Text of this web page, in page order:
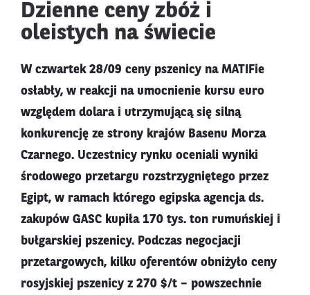
Dzienne ceny zbóż i
oleistych na świecie
W czwartek 28/09 ceny pszenicy na MATIFie
osłabły, w reakcji na umocnienie kursu euro
względem dolara i utrzymującą się silną
konkurencję ze strony krajów Basenu Morza
Czarnego. Uczestnicy rynku oceniali wyniki
środowego przetargu rozstrzygniętego przez
Egipt, w ramach którego egipska agencja ds.
zakupów GASC kupiła 170 tys. ton rumuńskiej i
bułgarskiej pszenicy. Podczas negocjacji
przetargowych, kilku oferentów obniżyło ceny
rosyjskiej pszenicy z 270 $/t – powszechnie